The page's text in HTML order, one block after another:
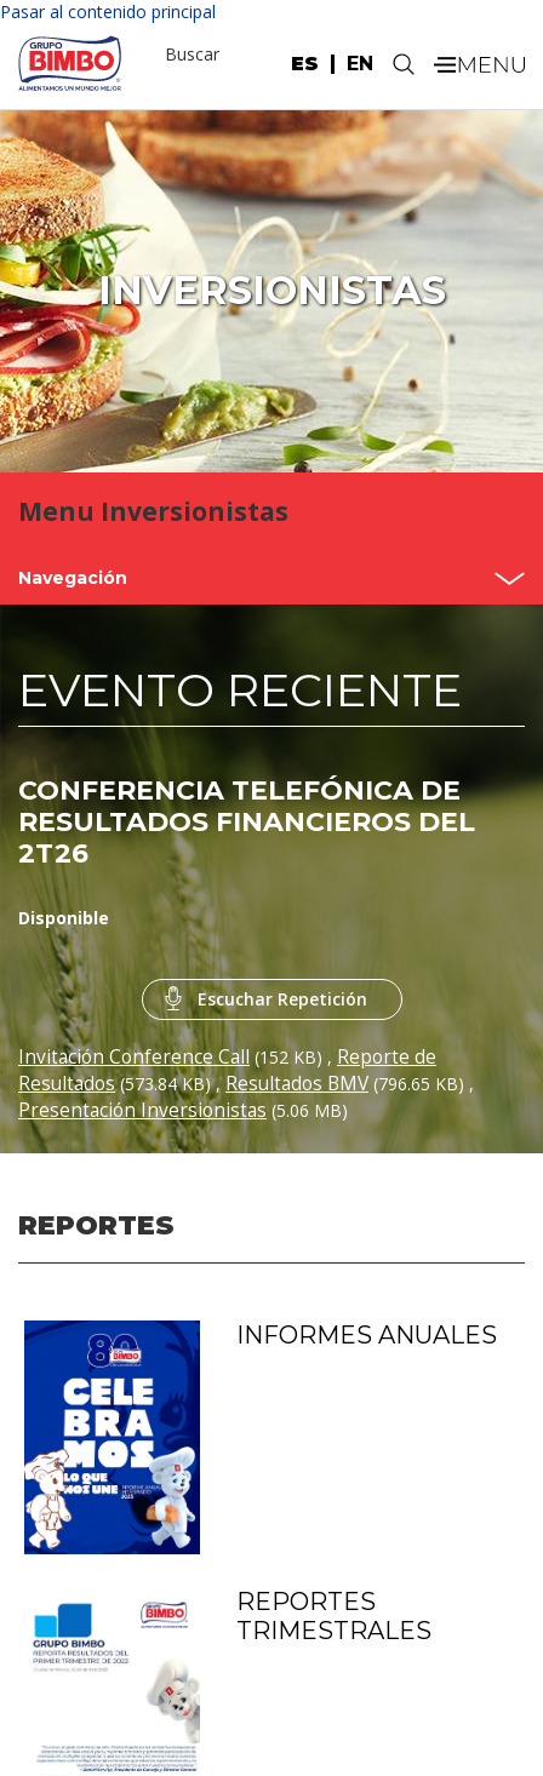
Pasar al contenido principal
ES EN
Buscar .
INVERSIONISTAS
Menu Inversionistas
Navegación
¿Quiénes somos?
Valor Bimbo
Eventos y Presentaciones
Cobertura de analistas
Gobierno Corporativo
Reportes
Contacto
EVENTO RECIENTE
CONFERENCIA TELEFÓNICA DE
RESULTADOS FINANCIEROS DEL
2T26
Disponible
Escuchar Repetición
Invitación Conference Call (152 KB) , Reporte de
Resultados (573.84 KB),Resultados BMV (796.65 KB) ,
Presentación Inversionistas (5.06 MB)
REPORTES
INFORMES ANUALES
REPORTES
TRIMESTRALES